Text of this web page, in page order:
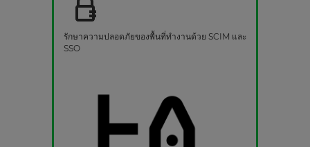
รักษาความปลอดภัยของพื้นที่ทำงานด้วย SCIM และ
SSO